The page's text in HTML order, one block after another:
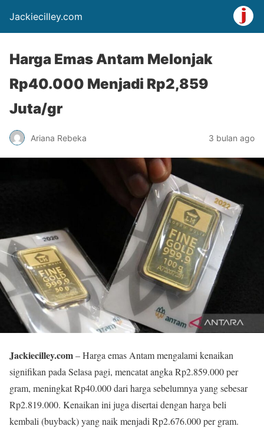
Jackiecilley.com
Harga Emas Antam Melonjak
Rp40.000 Menjadi Rp2,859
Juta/gr
Ariana Rebeka 3 bulan ago
Jackiecilley.com– Harga emas Antam mengalami kenaikan
signifikan pada Selasa pagi, mencatat angka Rp2.859.000 per
gram, meningkat Rp40.000 dari harga sebelumnya yang sebesar
Rp2.819.000. Kenaikan ini juga disertai dengan harga beli
kembali (buyback) yang naik menjadi Rp2.676.000 per gram.